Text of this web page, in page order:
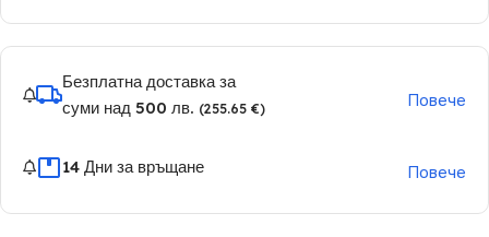
Безплатна доставка за
суми над 500 лв. (255.65 €) Повече
14 Дни за връщане Повече